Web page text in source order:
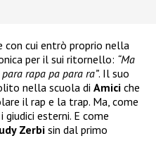
con cui entrò proprio nella
per il sui ritornello: “Ma
rapa pa para ra”. Il suo
nella scuola di Amici che
il rap e la trap. Ma, come
esterni. E come
Zerbi sin dal primo